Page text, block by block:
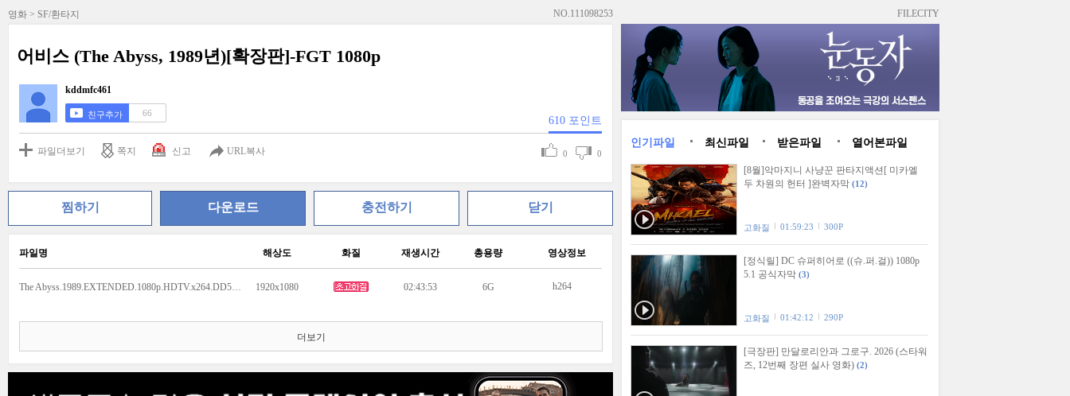
영화 > SF/환타지 NO.111098253
어비스 (The Abyss, 1989년)[확장판]-FGT 1080p
kddmfc461
친구추가 66
610 포인트
파일더보기 쪽지 신고 URL복사 0 0
찜하기 다운로드 충전하기 닫기
파일명 해상도 화질 재생시간 총용량 영상정보
The Abyss.1989.EXTENDED.1080p.HDTV.x264.DD5.1-FGT.mp4 1920x1080 02:43:53 6G h264
더보기
FILECITY
인기파일 최신파일 받은파일 열어본파일
[8월]악마지니 사냥꾼 판타지액션[ 미카엘
두 차원의 헌터 ]완벽자막 (12)
고화질 01:59:23 300P
[정식릴] DC 슈퍼히어로 ((슈.퍼.걸)) 1080p
5.1 공식자막 (3)
고화질 01:42:12 290P
[극장판] 만달로리안과 그로구. 2026 (스타워
즈, 12번째 장편 실사 영화) (2)